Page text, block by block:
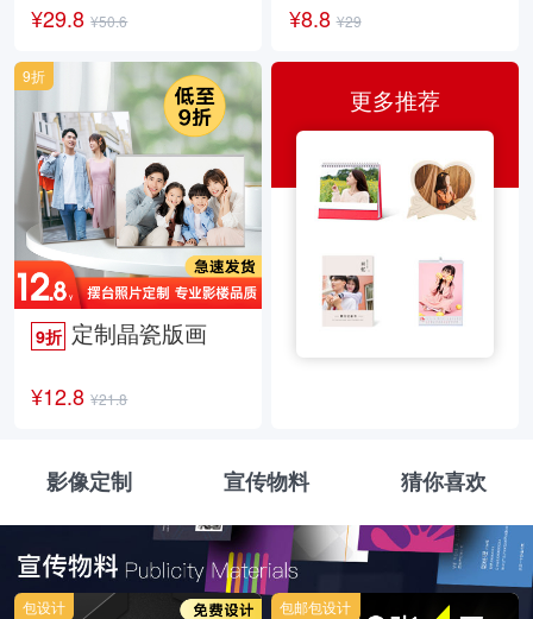
¥29.8 ¥50.6 ¥8.8 ¥29
9折 定制晶瓷版画
¥12.8 ¥21.8
9折
更多推荐
影像定制 宣传物料 猜你喜欢
包设计 包邮包设计